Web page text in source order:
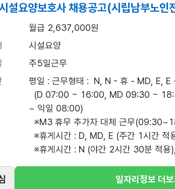
설요양보호사 채용공고(시립남부노인
월급 2,637,000원
시설요양
주5일근무
평일 : 근무형태 :  N, N - 휴 - MD, E,
~ 익일 08:00)
※휴게시간 : N (야간 2시간 30분 적
일자리정보 더보